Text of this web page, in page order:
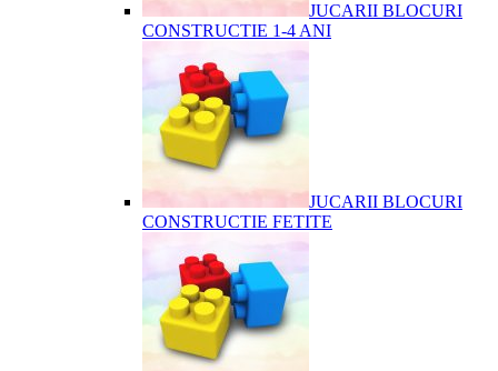
JUCARII BLOCURI
CONSTRUCTIE 1-4 ANI
JUCARII BLOCURI
CONSTRUCTIE FETITE